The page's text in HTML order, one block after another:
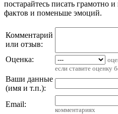
постарайтесь писать грамотно
фактов и поменьше эмоций.
Комментарий
или отзыв:
Оценка:
если ставите оценку
Ваши данные
(имя и т.п.):
Email:
комментариях